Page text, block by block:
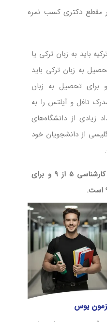
مقطع دکتری کسب نمره
باید به زبان ترکی یا
به زبان ترکی باید
تحصیل به زبان
تافل و آیلتس را به
زیادی از دانشگاه‌های
از دانشجویان خود
حداقل نمره آیلتس در مقطع کارشناسی 5 از 9 و برای
یوس